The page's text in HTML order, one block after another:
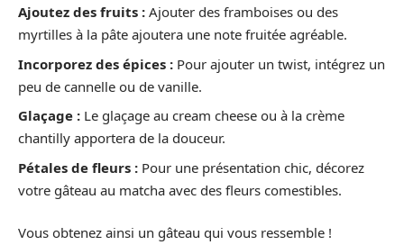
Ajoutez des fruits : Ajouter des framboises ou des
myrtilles à la pâte ajoutera une note fruitée agréable.
Incorporez des épices : Pour ajouter un twist, intégrez un
peu de cannelle ou de vanille.
Glaçage : Le glaçage au cream cheese ou à la crème
chantilly apportera de la douceur.
Pétales de fleurs : Pour une présentation chic, décorez
votre gâteau au matcha avec des fleurs comestibles.
Vous obtenez ainsi un gâteau qui vous ressemble !